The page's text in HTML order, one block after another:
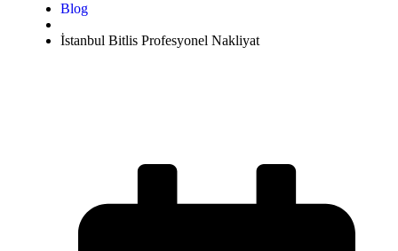
Blog
İstanbul Bitlis Profesyonel Nakliyat